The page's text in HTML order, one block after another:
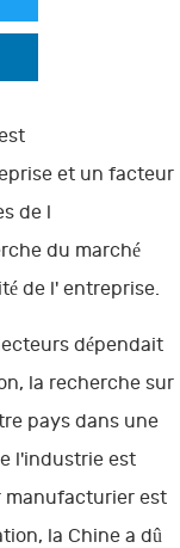
et un facteur
de l
du marché
de l' entreprise.
dépendait
la recherche sur
pays dans une
l'industrie est
manufacturier est
la Chine a dû